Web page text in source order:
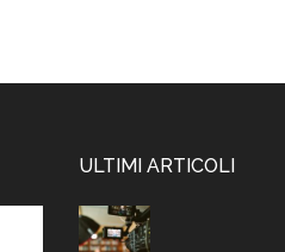
ULTIMI ARTICOLI